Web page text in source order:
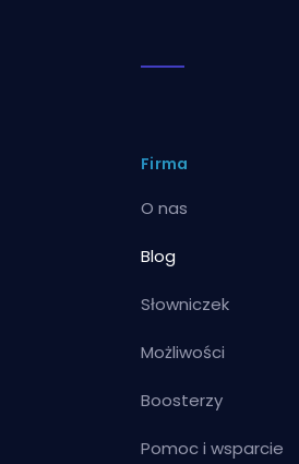
Firma
O nas
Blog
Słowniczek
Możliwości
Boosterzy
Pomoc i wsparcie